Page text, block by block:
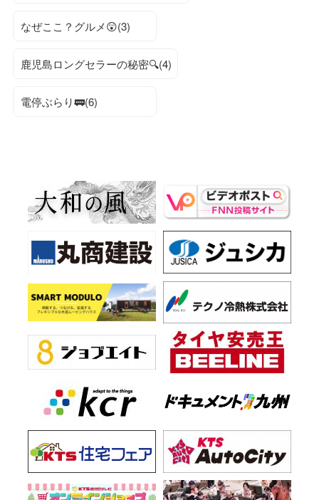
なぜここ？グルメ😲(3)
鹿児島ロングセラーの秘密🔍(4)
電停ぶらり🚃(6)